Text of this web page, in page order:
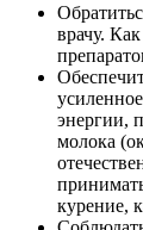
врачу.
энергии,
молока
курение,